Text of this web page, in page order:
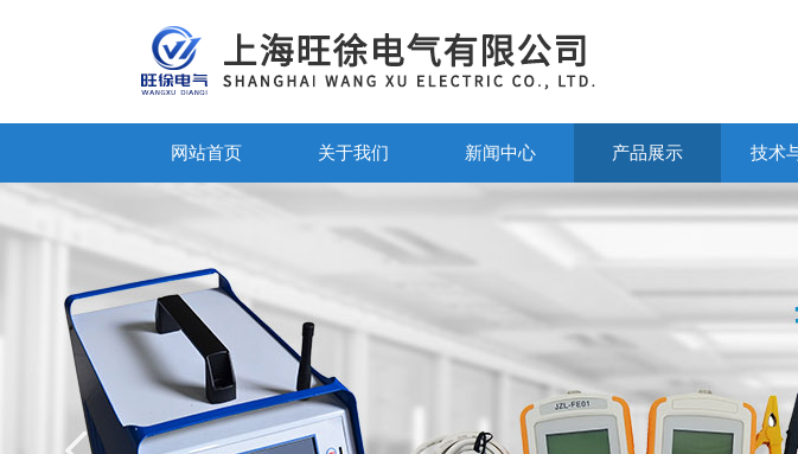
网站首页 关于我们 新闻中心 产品展示 技术